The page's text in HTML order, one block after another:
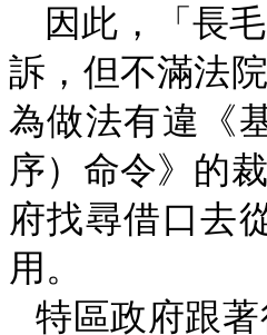
因此，「長
訴，但不滿法
為做法有違《
序）命令》的
府找尋借口去
用。
特區政府跟